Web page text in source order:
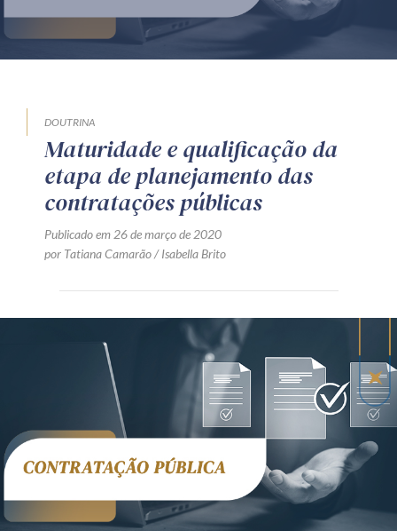
Produtos e serviços
Mentoria Zênite
Capacitação
Zênite Online
Eventos presenciais
Zênite in Company
Diferenciais
Receba por RSS
Av. Sete de Setembro, 4698
Batel
Curitiba/PR CEP 80240-000
DOUTRINA
Maturidade e qualificação da
etapa de planejamento das
contratações públicas
Publicado em 26 de março de 2020
por Tatiana Camarão / Isabella Brito